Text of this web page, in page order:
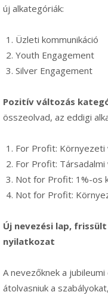
új alkategóriák:
Üzleti kommunikáció
Youth Engagement
Silver Engagement
Pozitív változás
összeolvad, az eddigi
For Profit: Környezeti
For Profit: Társadalmi
Not for Profit: 1%-os
Not for Profit:
Új nevezési lap,
nyilatkozat
A nevezőknek a
átolvasniuk a